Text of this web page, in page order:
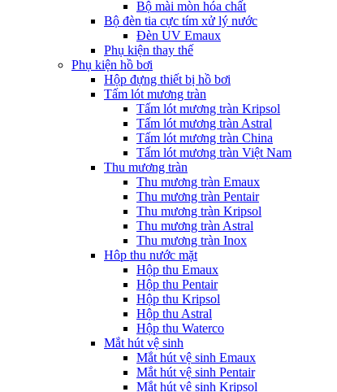
Bộ mài mòn hóa chất
Bộ đèn tia cực tím xử lý nước
Đèn UV Emaux
Phụ kiện thay thế
Phụ kiện hồ bơi
Hộp đựng thiết bị hồ bơi
Tấm lót mương tràn
Tấm lót mương tràn Kripsol
Tấm lót mương tràn Astral
Tấm lót mương tràn China
Tấm lót mương tràn Việt Nam
Thu mương tràn
Thu mương tràn Emaux
Thu mương tràn Pentair
Thu mương tràn Kripsol
Thu mương tràn Astral
Thu mương tràn Inox
Hôp thu nước mặt
Hộp thu Emaux
Hộp thu Pentair
Hộp thu Kripsol
Hộp thu Astral
Hộp thu Waterco
Mắt hút vệ sinh
Mắt hút vệ sinh Emaux
Mắt hút vệ sinh Pentair
Mắt hút vệ sinh Kripsol